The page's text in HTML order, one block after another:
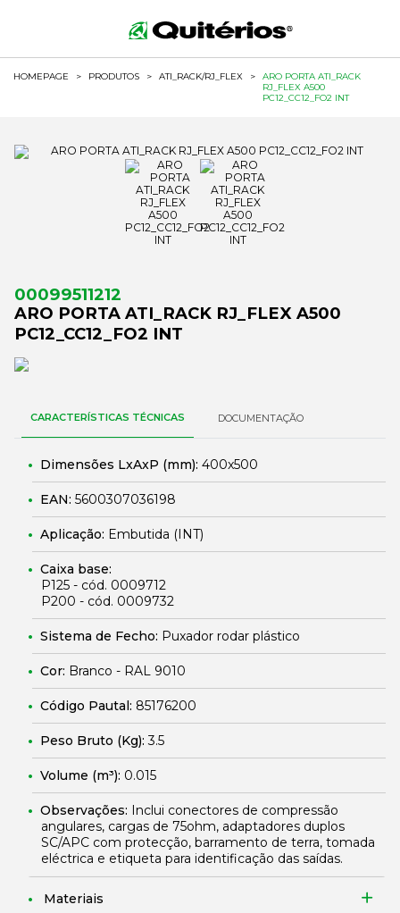
HOMEPAGE > PRODUTOS > ATI_RACK/RJ_FLEX >
ARO PORTA ATI_RACK
RJ_FLEX A500
PC12_CC12_FO2 INT
00099511212
ARO PORTA ATI_RACK RJ_FLEX A500
PC12_CC12_FO2 INT
CARACTERÍSTICAS TÉCNICAS DOCUMENTAÇÃO
Dimensões LxAxP (mm): 400x500
EAN: 5600307036198
Aplicação: Embutida (INT)
Caixa base:
P125 - cód. 0009712
P200 - cód. 0009732
Sistema de Fecho: Puxador rodar plástico
Cor: Branco - RAL 9010
Código Pautal: 85176200
Peso Bruto (Kg):3.5
Volume (m³): 0.015
Observações: Inclui conectores de compressão
angulares, cargas de 75ohm, adaptadores duplos
SC/APC com protecção, barramento de terra, tomada
eléctrica e etiqueta para identificação das saídas.
Materiais